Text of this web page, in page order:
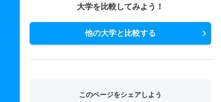
大学を比較してみよう！
他の大学と比較する
このページをシェアしよう